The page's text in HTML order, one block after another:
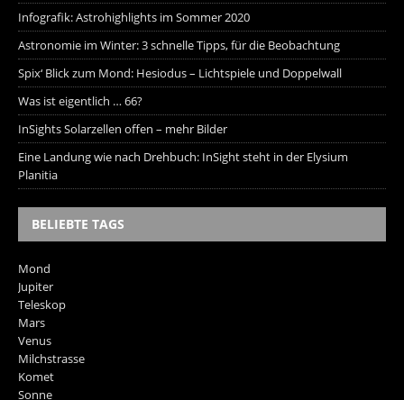
Infografik: Astrohighlights im Sommer 2020
Astronomie im Winter: 3 schnelle Tipps, für die Beobachtung
Spix‘ Blick zum Mond: Hesiodus – Lichtspiele und Doppelwall
Was ist eigentlich … 66?
InSights Solarzellen offen – mehr Bilder
Eine Landung wie nach Drehbuch: InSight steht in der Elysium
Planitia
BELIEBTE TAGS
Mond
Jupiter
Teleskop
Mars
Venus
Milchstrasse
Komet
Sonne